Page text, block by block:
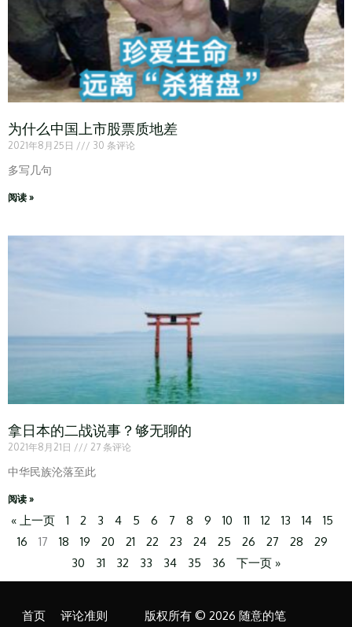
为什么中国上市股票质地差
2021年8月25日 30 条评论
多写几句
阅读 »
拿日本的二战说事？够无聊的
2021年8月21日 27 条评论
中华民族沦落至此
阅读 »
« 上一页 1 2 3 4 5 6 7 8 9 10 11 12 13 14 15
16 17 18 19 20 21 22 23 24 25 26 27 28 29
30 31 32 33 34 35 36 下一页 »
首页 评论准则 版权所有 © 2026 随意的笔